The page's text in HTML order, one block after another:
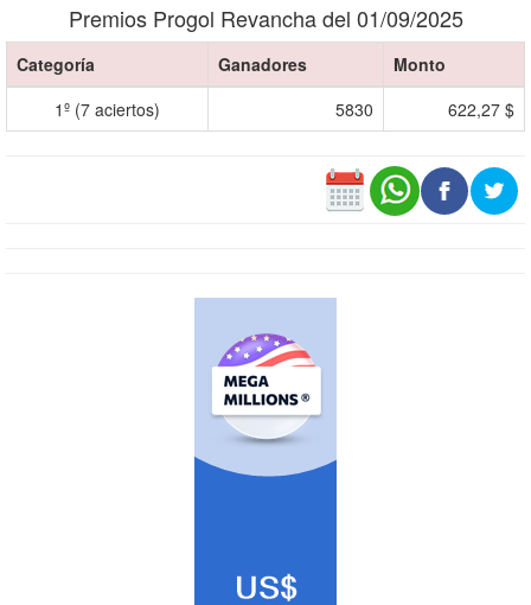
Premios Progol Revancha del 01/09/2025
Categoría Ganadores
Monto
1º (7 aciertos)
5830 622,27 $